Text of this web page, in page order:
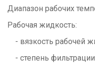
Диапазон рабочих
Рабочая жидкость:
- вязкость рабочей
- степень